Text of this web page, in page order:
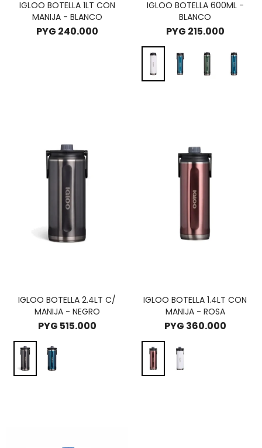
IGLOO BOTELLA 1LT CON
MANIJA - BLANCO
PYG 240.000
IGLOO BOTELLA 600ML -
BLANCO
PYG 215.000
IGLOO BOTELLA 2.4LT C/
MANIJA - NEGRO
PYG 515.000
IGLOO BOTELLA 1.4LT CON
MANIJA - ROSA
PYG 360.000